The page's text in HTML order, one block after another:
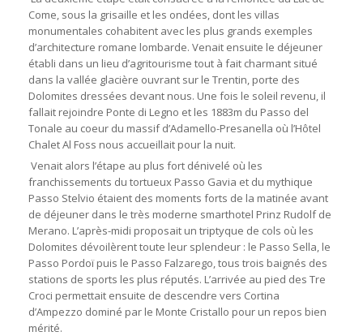
Come, sous la grisaille et les ondées, dont les villas
monumentales cohabitent avec les plus grands exemples
d’architecture romane lombarde. Venait ensuite le déjeuner
établi dans un lieu d’agritourisme tout à fait charmant situé
dans la vallée glacière ouvrant sur le Trentin, porte des
Dolomites dressées devant nous. Une fois le soleil revenu, il
fallait rejoindre Ponte di Legno et les 1883m du Passo del
Tonale au coeur du massif d’Adamello-Presanella où l’Hôtel
Chalet Al Foss nous accueillait pour la nuit.
Venait alors l’étape au plus fort dénivelé où les
franchissements du tortueux Passo Gavia et du mythique
Passo Stelvio étaient des moments forts de la matinée avant
de déjeuner dans le très moderne smarthotel Prinz Rudolf de
Merano. L’après-midi proposait un triptyque de cols où les
Dolomites dévoilèrent toute leur splendeur : le Passo Sella, le
Passo Pordoï puis le Passo Falzarego, tous trois baignés des
stations de sports les plus réputés. L’arrivée au pied des Tre
Croci permettait ensuite de descendre vers Cortina
d’Ampezzo dominé par le Monte Cristallo pour un repos bien
mérité.